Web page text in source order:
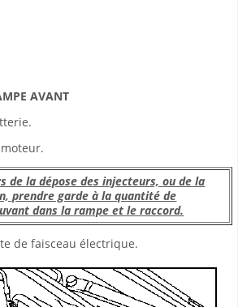
AVANT
de la dépose des injecteurs, ou de la
prendre garde à la quantité de
dans la rampe et le raccord.
de faisceau électrique.